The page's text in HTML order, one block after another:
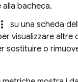
bacheca.
more_vert
su una scheda
visualizzare altre
sostituire o